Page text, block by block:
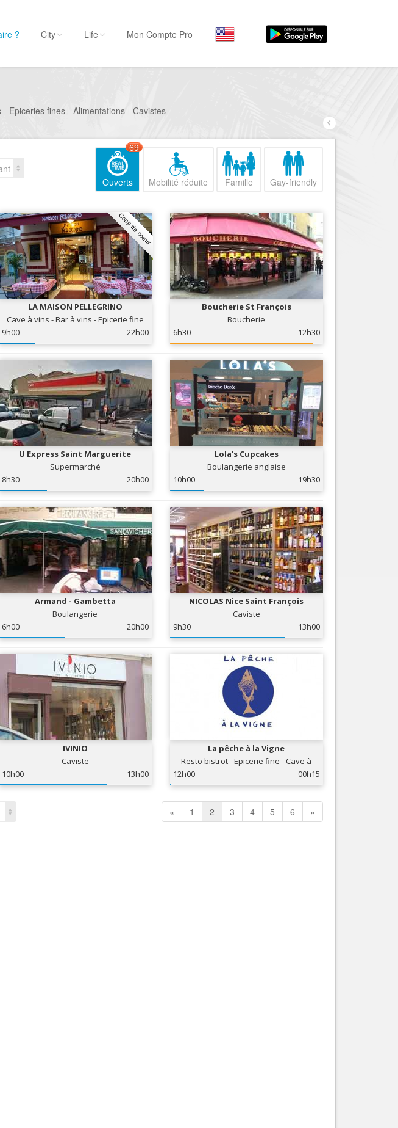
?
Musées, ...
Sortir
Commerces
Mode, ...
Loisirs
Plages, sports, ...
Services
Tourisme, ...
Nice Promenade du
Nice le Port
Nice le Vieux Nice
Nice les Collines Niçoises
Nice le petit Marais Niçois
Nice la plaine du Var
Nice le Carré d’Or
City Life Mon Compte Pro
Epiceries fines - Alimentations - Cavistes
Ouverts
69
Mobilité réduite Famille Gay-friendly
Coup de coeur
LA MAISON PELLEGRINO
Cave à vins - Bar à vins - Epicerie fine
9h00
22h00
Boucherie St François
Boucherie
6h30
12h30
U Express Saint Marguerite
Supermarché
8h30
20h00
Lola's Cupcakes
Boulangerie anglaise
10h00
19h30
Armand - Gambetta
Boulangerie
6h00
20h00
NICOLAS Nice Saint François
Caviste
9h30
13h00
IVINIO
Caviste
10h00
13h00
La pêche à la Vigne
Resto bistrot - Epicerie fine - Cave à
12h00 00h15
« 1 2 3 4 5 6 »